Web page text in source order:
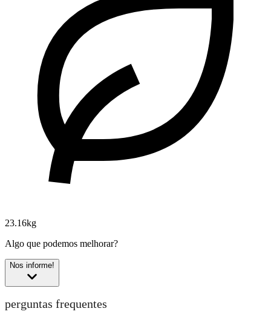
23.16kg
Algo que podemos melhorar?
Nos informe!
perguntas frequentes